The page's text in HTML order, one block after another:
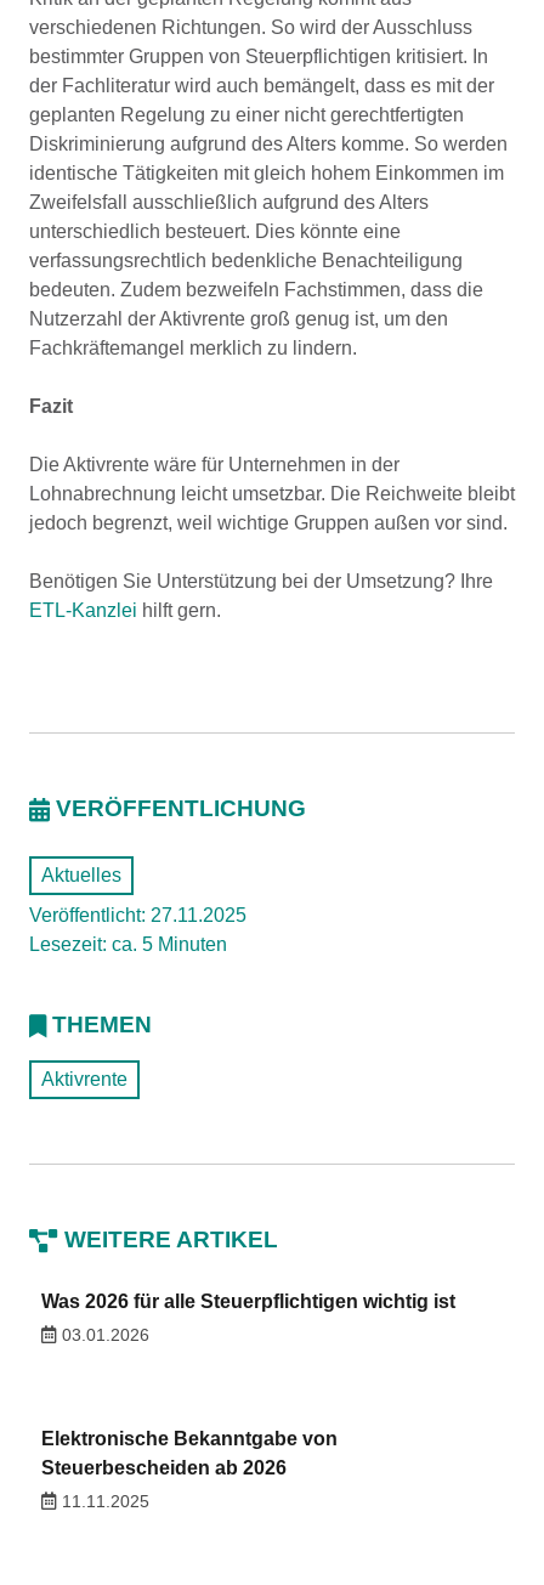
verschiedenen Richtungen. So wird der Ausschluss
bestimmter Gruppen von Steuerpflichtigen kritisiert. In
der Fachliteratur wird auch bemängelt, dass es mit der
geplanten Regelung zu einer nicht gerechtfertigten
Diskriminierung aufgrund des Alters komme. So werden
identische Tätigkeiten mit gleich hohem Einkommen im
Zweifelsfall ausschließlich aufgrund des Alters
unterschiedlich besteuert. Dies könnte eine
verfassungsrechtlich bedenkliche Benachteiligung
bedeuten. Zudem bezweifeln Fachstimmen, dass die
Nutzerzahl der Aktivrente groß genug ist, um den
Fachkräftemangel merklich zu lindern.
Fazit
Die Aktivrente wäre für Unternehmen in der
Lohnabrechnung leicht umsetzbar. Die Reichweite bleibt
jedoch begrenzt, weil wichtige Gruppen außen vor sind.
Benötigen Sie Unterstützung bei der Umsetzung? Ihre
ETL-Kanzlei hilft gern.
VERÖFFENTLICHUNG
Aktuelles
Veröffentlicht: 27.11.2025
Lesezeit: ca. 5 Minuten
THEMEN
Aktivrente
WEITERE ARTIKEL
Was 2026 für alle Steuerpflichtigen wichtig ist
03.01.2026
Elektronische Bekanntgabe von
Steuerbescheiden ab 2026
11.11.2025